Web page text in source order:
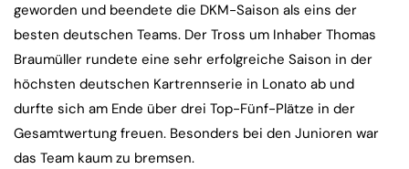
geworden und beendete die DKM-Saison als eins der
besten deutschen Teams. Der Tross um Inhaber Thomas
Braumüller rundete eine sehr erfolgreiche Saison in der
höchsten deutschen Kartrennserie in Lonato ab und
durfte sich am Ende über drei Top-Fünf-Plätze in der
Gesamtwertung freuen. Besonders bei den Junioren war
das Team kaum zu bremsen.